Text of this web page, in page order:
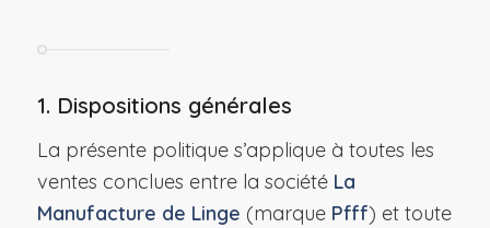
1. Dispositions générales
La présente politique s’applique à toutes les
ventes conclues entre la société La
Manufacture de Linge (marque Pfff) et toute